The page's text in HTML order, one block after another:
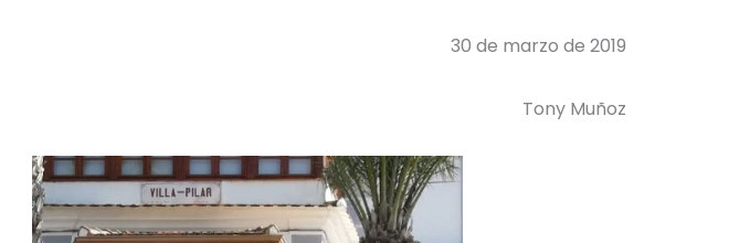
30 de marzo de 2019
Tony Muñoz